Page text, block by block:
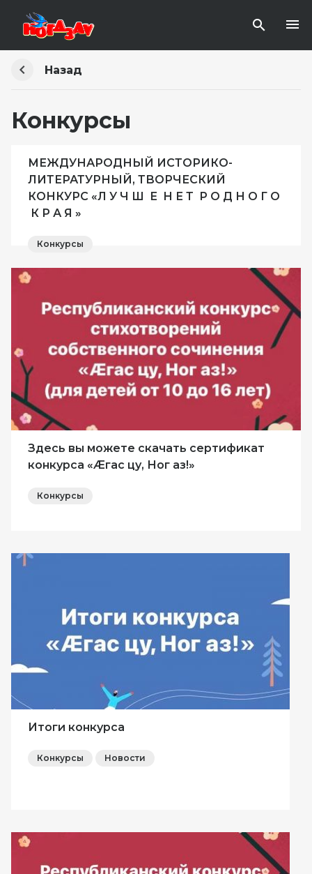
Назад
Конкурсы
МЕЖДУНАРОДНЫЙ ИСТОРИКО-
ЛИТЕРАТУРНЫЙ, ТВОРЧЕСКИЙ
КОНКУРС «Л У Ч Ш Е Н Е Т Р О Д Н О Г О
К Р А Я »
Конкурсы
Здесь вы можете скачать сертификат
конкурса «Æгас цу, Ног аз!»
Конкурсы
Итоги конкурса
Конкурсы Новости